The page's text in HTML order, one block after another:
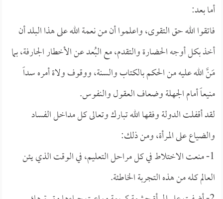
أما بعد:
فاتقوا الله حق التقوى، واعلموا أن من نعمة الله على هذا البلد أن
أخذ بكل أوجه الحضارة والتقدم، مع البُعد عن الأخطار الجارفة، بما
مَنَّ الله عليه من الحكم بالكتاب والسنة، ووقوف ولاة أمره سداً
منيعاً أمام الجهلة وضعاف العقول والنفوس.
لقد أقفلت الدولة وفقها الله تبارك وتعالى كل مداخل الفساد
والضياع على المرأة، ومن ذلك:
1- منعت الاختلاط في كل مراحل التعليم، في الوقت الذي يئن
العالم كله من هذه التجربة الخاطئة.